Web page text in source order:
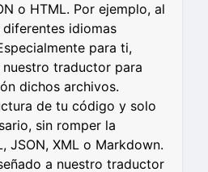
o HTML. Por ejemplo, al
idiomas
para ti,
traductor para
dichos archivos.
de tu código y solo
sin romper la
JSON, XML o Markdown.
a nuestro traductor